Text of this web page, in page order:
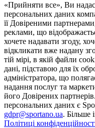
«Прийняти все», Ви
персональних даних
її Довіреними
реклами, що
хочете надавати згоду,
відкликати вже надану
тій мірі, в якій файли
дані, підставою для їх
адміністратора, що
надання послуг та
його Довірених
персональних даних є
gdpr@sportano.ua. Більше
Політиці